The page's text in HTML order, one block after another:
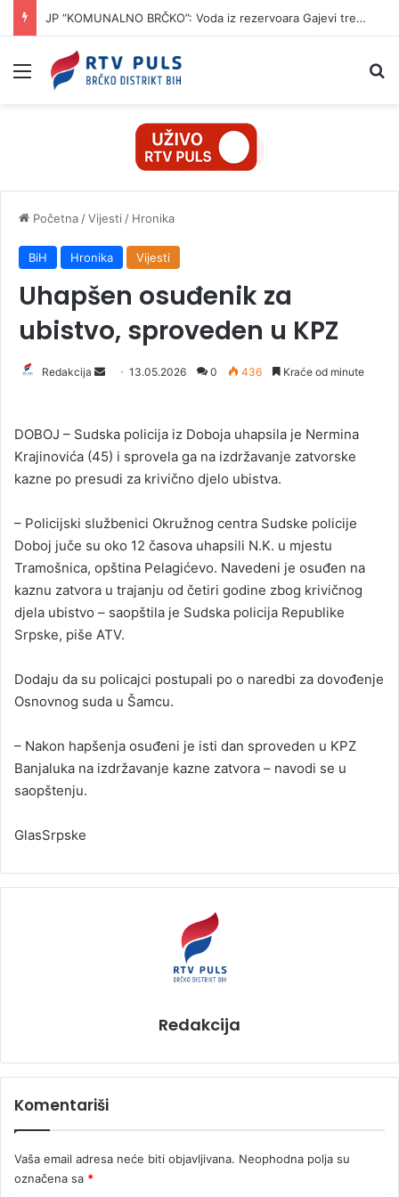
JP “KOMUNALNO BRČKO”: Voda iz rezervoara Gajevi trenutno nije za piće
Izbornik
Početna /Vijesti / Hronika
BiH Hronika Vijesti
Uhapšen osuđenik za
ubistvo, sproveden u KPZ
Redakcija
d
a
n
m
a
i
l
13.05.2026 0 436 Kraće od minute
DOBOJ – Sudska policija iz Doboja uhapsila je Nermina
Krajinovića (45) i sprovela ga na izdržavanje zatvorske
kazne po presudi za krivično djelo ubistva.
– Policijski službenici Okružnog centra Sudske policije
Doboj juče su oko 12 časova uhapsili N.K. u mjestu
Tramošnica, opština Pelagićevo. Navedeni je osuđen na
kaznu zatvora u trajanju od četiri godine zbog krivičnog
djela ubistvo – saopštila je Sudska policija Republike
Srpske, piše ATV.
Dodaju da su policajci postupali po o naredbi za dovođenje
Osnovnog suda u Šamcu.
– Nakon hapšenja osuđeni je isti dan sproveden u KPZ
Banjaluka na izdržavanje kazne zatvora – navodi se u
saopštenju.
GlasSrpske
Redakcija
Komentariši
Vaša email adresa neće biti objavljivana. Neophodna polja su
označena sa *